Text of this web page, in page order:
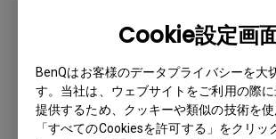
Cookie設定画
BenQはお客様のデータプライバシーを大
す。当社は、ウェブサイトをご利用の際
提供するため、クッキーや類似の技術を使
「すべてのCookiesを許可する」をクリッ